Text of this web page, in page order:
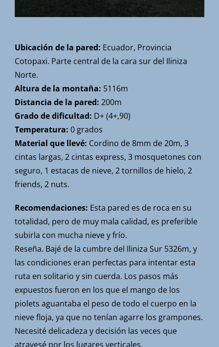
Ubicación de la pared: Ecuador, Provincia
Cotopaxi. Parte central de la cara sur del Iliniza
Norte.
Altura de la montaña: 5116m
Distancia de la pared: 200m
Grado de dificultad: D+ (4+,90)
Temperatura: 0 grados
Material que llevé: Cordino de 8mm de 20m, 3
cintas largas, 2 cintas express, 3 mosquetones con
seguro, 1 estacas de nieve, 2 tornillos de hielo, 2
friends, 2 nuts.
Recomendaciones: Esta pared es de roca en su
totalidad, pero de muy mala calidad, es preferible
subirla con mucha nieve y frío.
Reseña. Bajé de la cumbre del Iliniza Sur 5326m, y
las condiciones eran perfectas para intentar esta
ruta en solitario y sin cuerda. Los pasos más
expuestos fueron en los que el mango de los
piolets aguantaba el peso de todo el cuerpo en la
nieve floja, ya que no tenían agarre los grampones.
Necesité delicadeza y decisión las veces que
atravesé por los lugares verticales.